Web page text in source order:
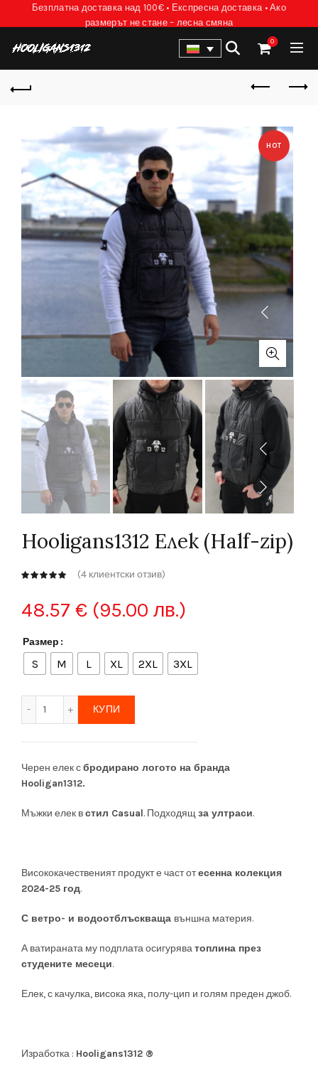
Безплатна доставка над 100€ • Експресна доставка • Ако
размерът не стане – лесна смяна
0
HOT
Hooligans1312 Елек (Half-zip)
(4 клиентски отзив)
48.57 € (95.00 лв.)
Размер
S M L XL 2XL 3XL
КУПИ
Черен елексбродирано логото на бранда
Hooligan1312.
Мъжки елек встил Casual. Подходящза ултраси.
Висококачественият продукт е част отесенна колекция
2024-25 год.
С ветро- и водоотблъскваща външна материя.
А ватираната му подплата осигуряватоплина през
студените месеци.
Елек, с качулка, висока яка, полу-цип и голям преден джоб.
Изработка : Hooligans1312 ®